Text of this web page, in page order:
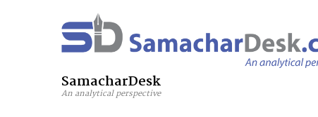
SamacharDesk
An analytical perspective